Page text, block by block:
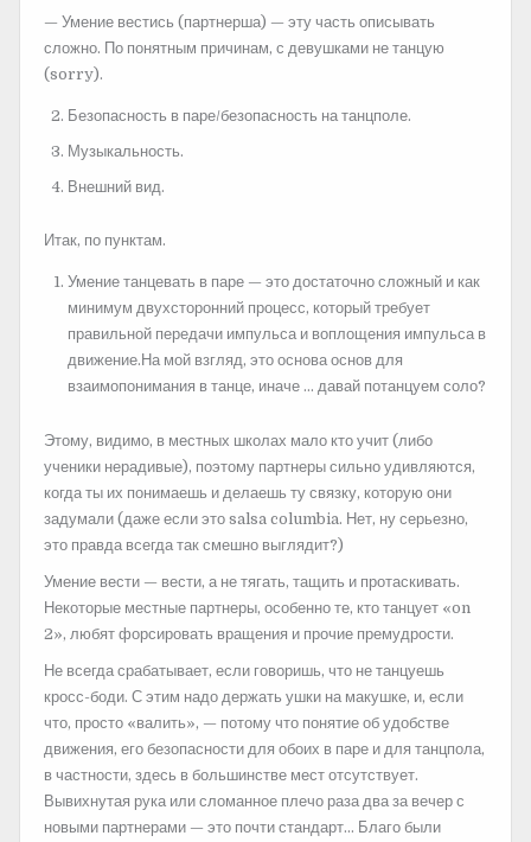
— Умение вестись (партнерша) — эту часть описывать
сложно. По понятным причинам, с девушками не танцую
(sorry).
Безопасность в паре/безопасность на танцполе.
Музыкальность.
Внешний вид.
Итак, по пунктам.
Умение танцевать в паре — это достаточно сложный и как
минимум двухсторонний процесс, который требует
правильной передачи импульса и воплощения импульса в
движение.На мой взгляд, это основа основ для
взаимопонимания в танце, иначе … давай потанцуем соло?
Этому, видимо, в местных школах мало кто учит (либо
ученики нерадивые), поэтому партнеры сильно удивляются,
когда ты их понимаешь и делаешь ту связку, которую они
задумали (даже если это salsa columbia. Нет, ну серьезно,
это правда всегда так смешно выглядит?)
Умение вести — вести, а не тягать, тащить и протаскивать.
Некоторые местные партнеры, особенно те, кто танцует «on
2», любят форсировать вращения и прочие премудрости.
Не всегда срабатывает, если говоришь, что не танцуешь
кросс-боди. С этим надо держать ушки на макушке, и, если
что, просто «валить», — потому что понятие об удобстве
движения, его безопасности для обоих в паре и для танцпола,
в частности, здесь в большинстве мест отсутствует.
Вывихнутая рука или сломанное плечо раза два за вечер с
новыми партнерами — это почти стандарт… Благо были